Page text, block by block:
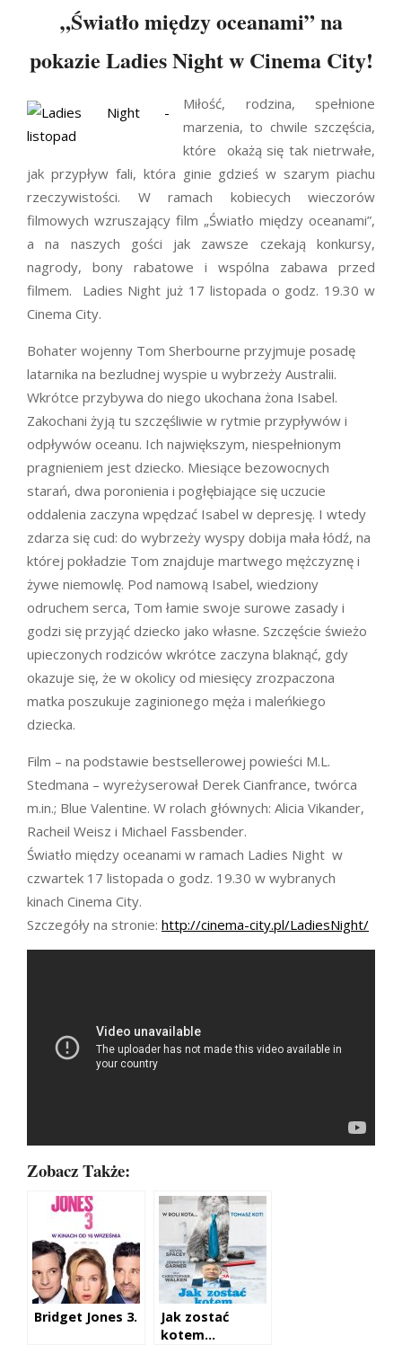
„Światło między oceanami” na
pokazie Ladies Night w Cinema City!
Miłość, rodzina, spełnione
marzenia, to chwile szczęścia,
które okażą się tak nietrwałe,
jak przypływ fali, która ginie gdzieś w szarym piachu
rzeczywistości. W ramach kobiecych wieczorów
filmowych wzruszający film „Światło między oceanami”,
a na naszych gości jak zawsze czekają konkursy,
nagrody, bony rabatowe i wspólna zabawa przed
filmem. Ladies Night już 17 listopada o godz. 19.30 w
Cinema City.
Bohater wojenny Tom Sherbourne przyjmuje posadę
latarnika na bezludnej wyspie u wybrzeży Australii.
Wkrótce przybywa do niego ukochana żona Isabel.
Zakochani żyją tu szczęśliwie w rytmie przypływów i
odpływów oceanu. Ich największym, niespełnionym
pragnieniem jest dziecko. Miesiące bezowocnych
starań, dwa poronienia i pogłębiające się uczucie
oddalenia zaczyna wpędzać Isabel w depresję. I wtedy
zdarza się cud: do wybrzeży wyspy dobija mała łódź, na
której pokładzie Tom znajduje martwego mężczyznę i
żywe niemowlę. Pod namową Isabel, wiedziony
odruchem serca, Tom łamie swoje surowe zasady i
godzi się przyjąć dziecko jako własne. Szczęście świeżo
upieczonych rodziców wkrótce zaczyna blaknąć, gdy
okazuje się, że w okolicy od miesięcy zrozpaczona
matka poszukuje zaginionego męża i maleńkiego
dziecka.
Film – na podstawie bestsellerowej powieści M.L.
Stedmana – wyreżyserował Derek Cianfrance, twórca
m.in.; Blue Valentine. W rolach głównych: Alicia Vikander,
Racheil Weisz i Michael Fassbender.
Światło między oceanami w ramach Ladies Night w
czwartek 17 listopada o godz. 19.30 w wybranych
kinach Cinema City.
Szczegóły na stronie: http://cinema-city.pl/LadiesNight/
Zobacz Także:
Bridget Jones 3.
Jak zostać
kotem…